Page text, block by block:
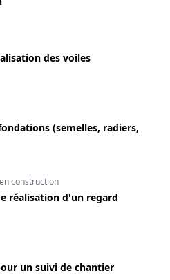
des voiles
(semelles, radiers,
construction
réalisation d'un regard
un suivi de chantier